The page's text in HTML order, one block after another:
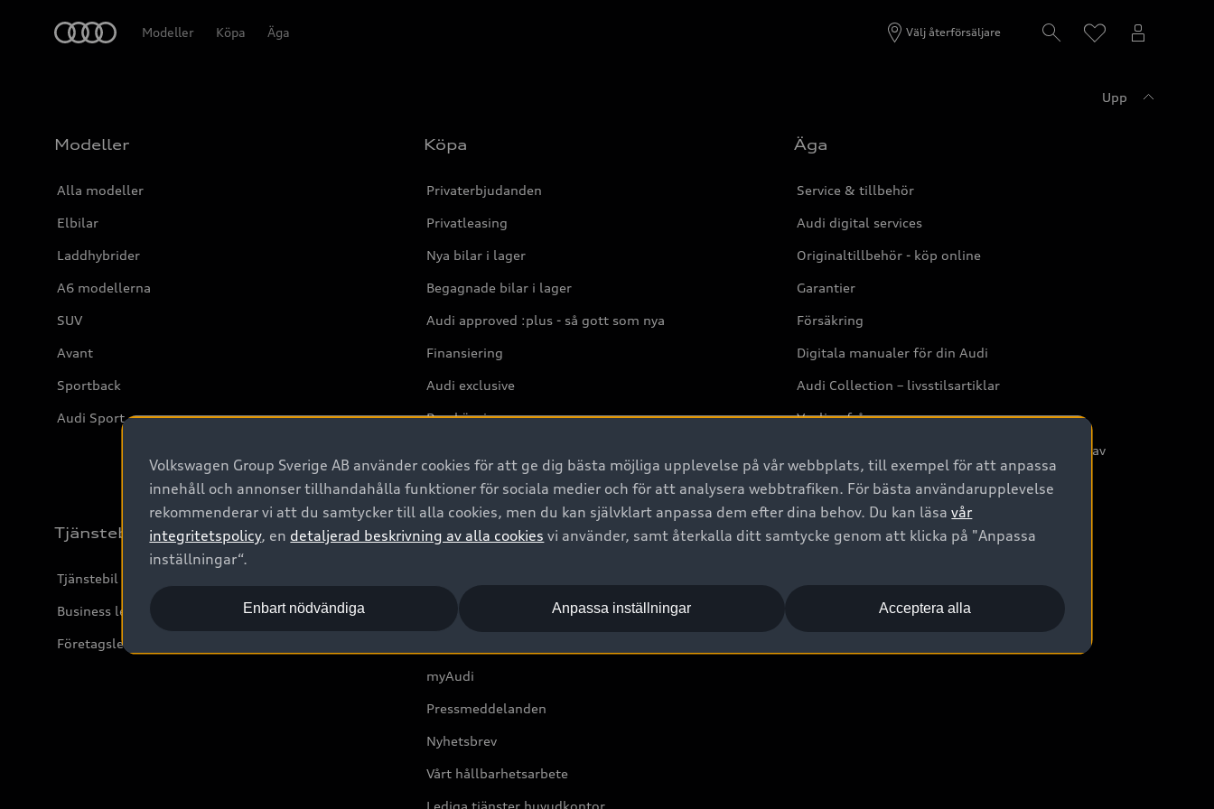
Modeller Köpa Äga Välj återförsäljare
Upp
Modeller
Alla modeller
Elbilar
Laddhybrider
A6 modellerna
SUV
Avant
Sportback
Audi Sport
Köpa
Privaterbjudanden
Privatleasing
Nya bilar i lager
Begagnade bilar i lager
Audi approved :plus - så gott som nya
Finansiering
Audi exclusive
Provkörning
Äga
Service & tillbehör
Audi digital services
Originaltillbehör - köp online
Garantier
Försäkring
Digitala manualer för din Audi
Audi Collection – livsstilsartiklar
Vanliga frågor
2G/3G nätet stängs ned - Hur påverkas min bil av
detta?
Tjänstebil
Tjänstebil
Business lease online
Företagsleasing
Om Audi Sverige
Boka Service online
myAudi
Pressmeddelanden
Nyhetsbrev
Vårt hållbarhetsarbete
Lediga tjänster huvudkontor
Volkswagen Group Sverige AB använder cookies för att ge dig bästa möjliga upplevelse på vår webbplats, till exempel för att anpassa
innehåll och annonser tillhandahålla funktioner för sociala medier och för att analysera webbtrafiken. För bästa användarupplevelse
rekommenderar vi att du samtycker till alla cookies, men du kan självklart anpassa dem efter dina behov. Du kan läsavår
integritetspolicy, en detaljerad beskrivning av alla cookies vi använder, samt återkalla ditt samtycke genom att klicka på "Anpassa
inställningar“.
Acceptera alla
Enbart nödvändiga Anpassa inställningar